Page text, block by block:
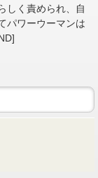
しく責められ、自
パワーウーマンは